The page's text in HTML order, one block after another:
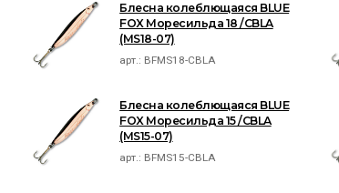
Блесна колеблющаяся BLUE
FOX Моресильда 18 /CBLA
(MS18-07)
арт.: BFMS18-CBLA
Блесна колеблющаяся BLUE
FOX Моресильда 15 /CBLA
(MS15-07)
арт.: BFMS15-CBLA